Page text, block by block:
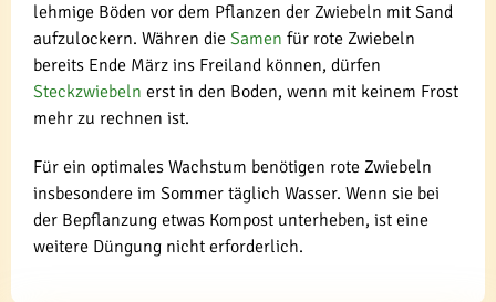
lehmige Böden vor dem Pflanzen der Zwiebeln mit Sand
aufzulockern. Währen die Samen für rote Zwiebeln
bereits Ende März ins Freiland können, dürfen
Steckzwiebeln erst in den Boden, wenn mit keinem Frost
mehr zu rechnen ist.
Für ein optimales Wachstum benötigen rote Zwiebeln
insbesondere im Sommer täglich Wasser. Wenn sie bei
der Bepflanzung etwas Kompost unterheben, ist eine
weitere Düngung nicht erforderlich.